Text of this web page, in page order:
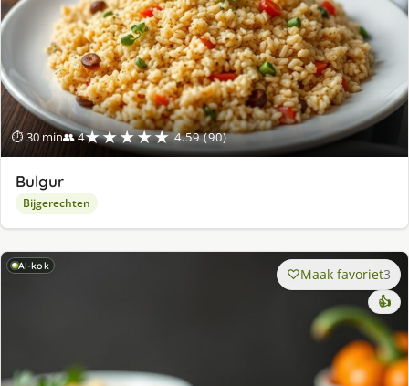
⏱ 30 min👥 4★★★★★ 4.59 (90)
Bulgur
Bijgerechten
AI-kok Maak favoriet3
👍